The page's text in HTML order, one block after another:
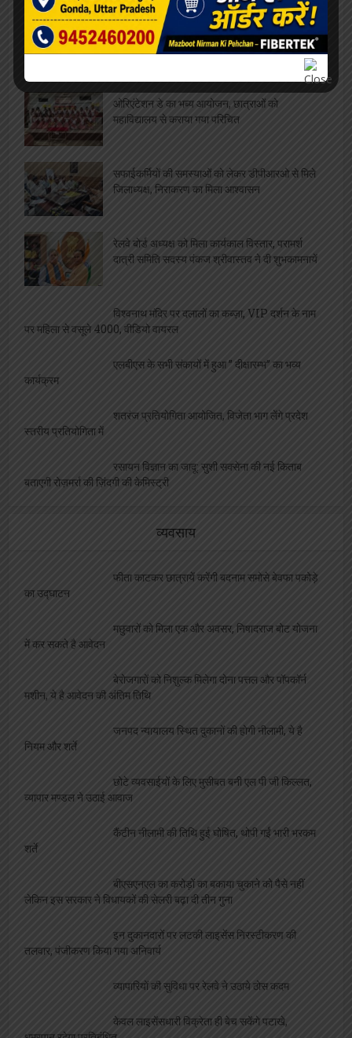
मंडल के 52 लाख बच्चों को मिलेगी सेहत की सौगात, कृमि
मुक्ति अभियान 10 से
महाविद्यालय संस्थापिका की जयंती, विभिन्न
प्रतियोगिताओं का आयोजन
स्तनपान
महाविद्यालय से कराया गया परिचित
रेलवे बोर्ड अध्यक्ष को मिला कार्यकाल विस्तार, परामर्श
दात्री समिति सदस्य पंकज श्रीवास्तव ने दी शुभकामनायें
एलबीएस के सभी संकायों में हुआ ” दीक्षारम्भ” का भव्य
शतरंज प्रतियोगिता आयोजित, विजेता भाग लेंगे प्रदेश
रसायन विज्ञान का जादू: सुशी सक्सेना की नई किताब
बताएगी रोज़मर्रा की ज़िंदगी की केमिस्ट्री
फीता काटकर छात्रायें करेंगी बदनाम समोसे बेवफा पकोड़े
मछुवारों को मिला एक और अवसर, निषादराज बोट योजना
बेरोजगारों को निशुल्क मिलेगा दोना पत्तल और पॉपकॉर्न
जनपद न्यायालय स्थित दुकानों की होगी नीलामी, ये है
छोटे व्यवसाईयों के लिए मुसीबत बनी एल पी जी किल्लत,
कैंटीन नीलामी की तिथि हुई घोषित, थोपी गईं भारी भरकम
बीएसएनएल का करोड़ों का बकाया चुकाने को पैसे नहीं
लेकिन इस सरकार ने विधायकों की सेलरी बढ़ा दी तीन गुना